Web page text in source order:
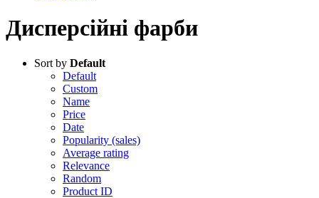
Дисперсійні фарби
Sort by Default
Default
Custom
Name
Price
Date
Popularity (sales)
Average rating
Relevance
Random
Product ID